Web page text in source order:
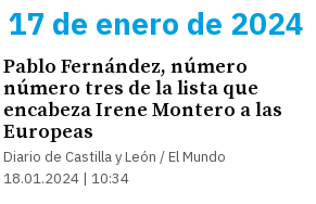
17 de enero de 2024
Pablo Fernández, número
número tres de la lista que
encabeza Irene Montero a las
Europeas
Diario de Castilla y León / El Mundo
18.01.2024 | 10:34